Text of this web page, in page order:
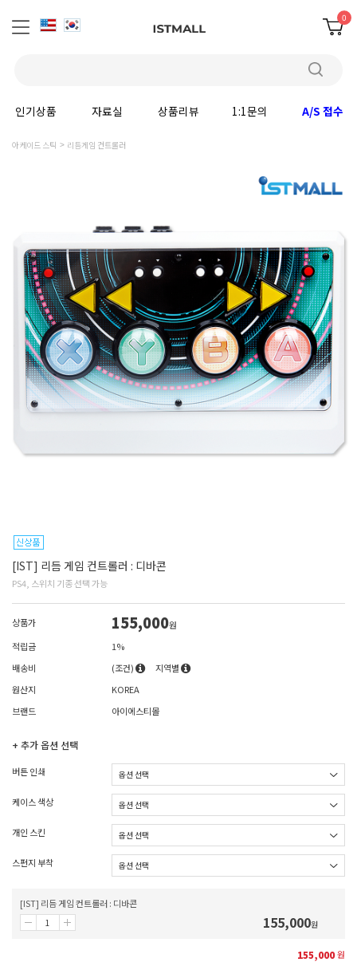
0
인기상품 자료실 상품리뷰 1:1문의 A/S 접수
아케이드 스틱 리듬게임 컨트롤러
[IST] 리듬 게임 컨트롤러 : 디바콘
PS4, 스위치 기종 선택 가능
상품가 155,000원
적립금
1%
배송비
(조건)
지역별
원산지
KOREA
브랜드
아이에스티몰
+ 추가 옵션 선택
버튼 인쇄
케이스 색상
개인 스킨
스펀지 부착
[IST] 리듬 게임 컨트롤러 : 디바콘
155,000원
155,000원